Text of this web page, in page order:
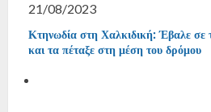
21/08/2023
Κτηνωδία στη Χαλκιδική: Έβαλε σε
και τα πέταξε στη μέση του δρόμου